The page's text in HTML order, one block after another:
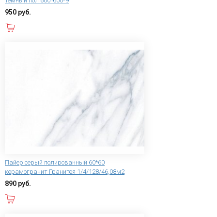
950 руб.
Пайер серый полированный 60*60
керамогранит Гранитея 1/4/128/46,08м2
890 руб.